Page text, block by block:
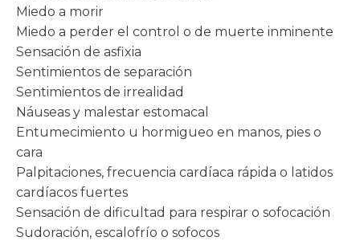
Miedo a morir
Miedo a perder el control o de muerte inminente
Sensación de asfixia
Sentimientos de separación
Sentimientos de irrealidad
Náuseas y malestar estomacal
Entumecimiento u hormigueo en manos, pies o
cara
Palpitaciones, frecuencia cardíaca rápida o latidos
cardíacos fuertes
Sensación de dificultad para respirar o sofocación
Sudoración, escalofrío o sofocos